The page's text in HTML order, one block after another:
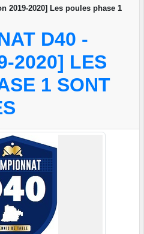
2019-2020] Les poules phase 1
D40 -
2020] LES
1 SONT